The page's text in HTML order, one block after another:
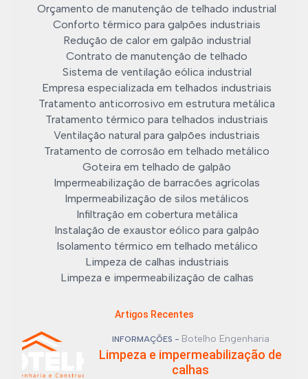
Orçamento de manutenção de telhado industrial
Conforto térmico para galpões industriais
Redução de calor em galpão industrial
Contrato de manutenção de telhado
Sistema de ventilação eólica industrial
Empresa especializada em telhados industriais
Tratamento anticorrosivo em estrutura metálica
Tratamento térmico para telhados industriais
Ventilação natural para galpões industriais
Tratamento de corrosão em telhado metálico
Goteira em telhado de galpão
Impermeabilização de barracões agrícolas
Impermeabilização de silos metálicos
Infiltração em cobertura metálica
Instalação de exaustor eólico para galpão
Isolamento térmico em telhado metálico
Limpeza de calhas industriais
Limpeza e impermeabilização de calhas
Artigos Recentes
INFORMAÇÕES - Botelho Engenharia
Limpeza e impermeabilização de
calhas